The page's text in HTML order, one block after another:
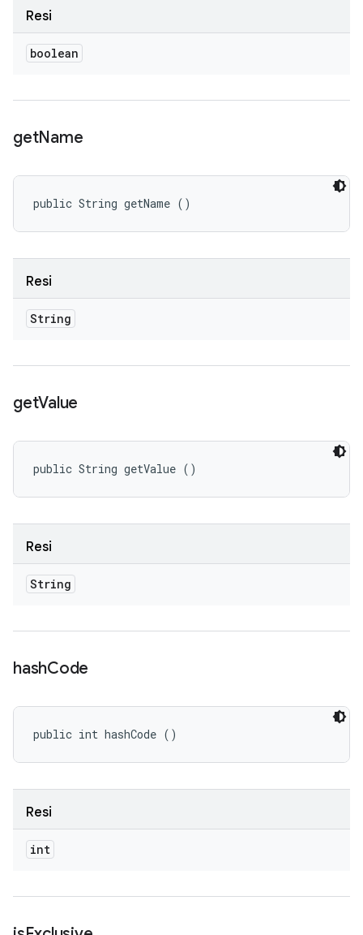
Resi
boolean
getName
public String getName ()
Resi
String
getValue
public String getValue ()
Resi
String
hashCode
public int hashCode ()
Resi
int